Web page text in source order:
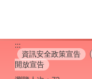
:::
資訊安全政策宣告
開放宣告